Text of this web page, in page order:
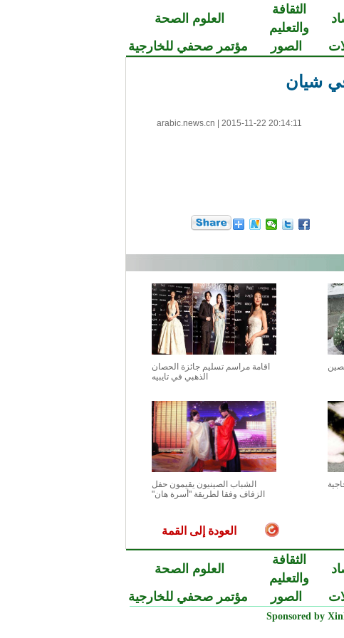
الثقافة
والتعليم
العلوم الصحة
الصور مؤتمر صحفي للخارجية
شيان
arabic.news.cn 2015-11-22 20:14:11
اقامة مراسم تسليم جائزة الحصان
الذهبي في تايبيه
الشباب الصينيون يقيمون حفل
الزفاف وفقا لطريقة "أسرة هان"
العودة إلى القمة
الثقافة
والتعليم
العلوم الصحة
الصور مؤتمر صحفي للخارجية
Sponsored by